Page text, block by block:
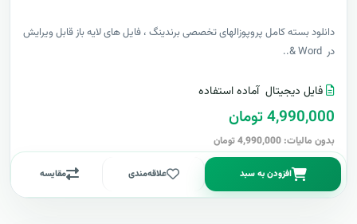
دانلود بسته کامل پروپوزالهای تخصصی برندینگ ، فایل های لایه باز قابل ویرایش
در Word &..
فایل دیجیتال آماده استفاده
4,990,000 تومان
بدون مالیات: 4,990,000 تومان
افزودن به سبد علاقه‌مندی مقایسه